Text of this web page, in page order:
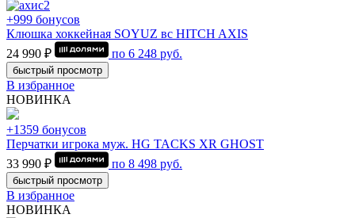
+999 бонусов
Клюшка хоккейная SOYUZ вс HITCH AXIS
24 990 ₽
по 6 248 руб.
быстрый просмотр
В избранное
НОВИНКА
+1359 бонусов
Перчатки игрока муж. HG TACKS XR GHOST
33 990 ₽
по 8 498 руб.
быстрый просмотр
В избранное
НОВИНКА